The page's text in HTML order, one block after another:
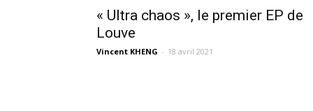
« Ultra chaos », le premier EP de
Louve
Vincent KHENG - 18 avril 2021